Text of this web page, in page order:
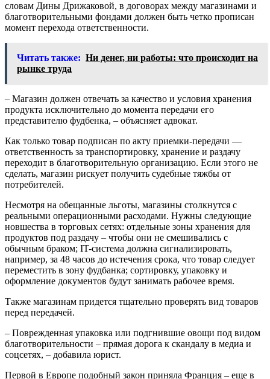
словам Дины Дрижаковой, в договорах между магазинами и
благотворительными фондами должен быть четко прописан
момент перехода ответственности.
Читать также: Ни денег, ни работы: что происходит на
рынке труда
– Магазин должен отвечать за качество и условия хранения
продукта исключительно до момента передачи его
представителю фудбенка, – объясняет адвокат.
Как только товар подписан по акту приемки-передачи —
ответственность за транспортировку, хранение и раздачу
переходит в благотворительную организацию. Если этого не
сделать, магазин рискует получить судебные тяжбы от
потребителей.
Несмотря на обещанные льготы, магазины столкнутся с
реальными операционными расходами. Нужны следующие
новшества в торговых сетях: отдельные зоны хранения для
продуктов под раздачу – чтобы они не смешивались с
обычным браком; IT-система должна сигнализировать,
например, за 48 часов до истечения срока, что товар следует
переместить в зону фудбанка; сортировку, упаковку и
оформление документов будут занимать рабочее время.
Также магазинам придется тщательно проверять вид товаров
перед передачей.
– Поврежденная упаковка или подгнившие овощи под видом
благотворительности – прямая дорога к скандалу в медиа и
соцсетях, – добавила юрист.
Первой в Европе подобный закон приняла Франция – еще в